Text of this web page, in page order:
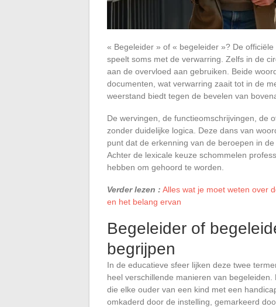
« Begeleider » of « begeleider »? De
speelt soms met de verwarring. Zelfs in de
aan de overvloed aan gebruiken. Beide
documenten, wat verwarring zaait tot in de
weerstand biedt tegen de bevelen van
De wervingen, de functieomschrijvingen, de
zonder duidelijke logica. Deze dans van
punt dat de erkenning van de beroepen in
Achter de lexicale keuze schommelen
hebben om gehoord te worden.
Verder lezen : Alles wat je moet weten over
en het belang ervan
Begeleider of
begrijpen
In de educatieve sfeer lijken deze twee
heel verschillende manieren van begeleiden.
die elke ouder van een kind met een
omkaderd door de instelling, gemarkeerd